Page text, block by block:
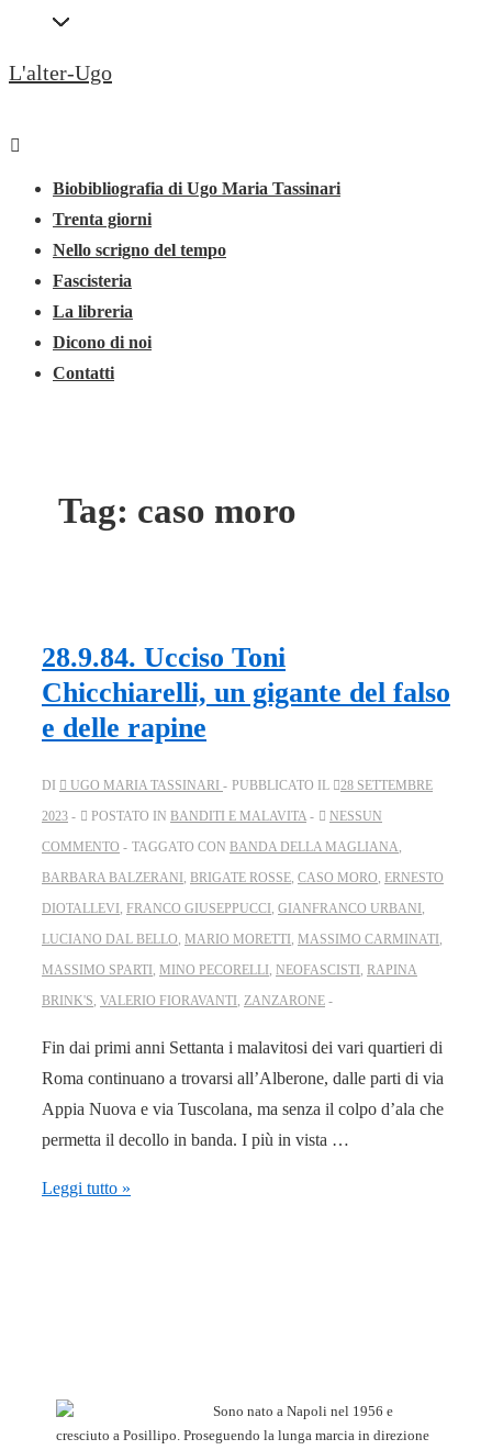
al
principale
Secondary
L'alter-Ugo
Menu
Menu
Biobibliografia di Ugo Maria Tassinari
Trenta giorni
Nello scrigno del tempo
Fascisteria
La libreria
Dicono di noi
Contatti
Tag: caso moro
28.9.84. Ucciso Toni
Chicchiarelli, un gigante del falso
e delle rapine
DI UGO MARIA TASSINARI PUBBLICATO IL
28 SETTEMBRE
2023
POSTATO IN BANDITI E MALAVITA
NESSUN
COMMENTO
TAGGATO CON BANDA DELLA MAGLIANA,
BARBARA BALZERANI , BRIGATE ROSSE, CASO MORO, ERNESTO
DIOTALLEVI , FRANCO GIUSEPPUCCI , GIANFRANCO URBANI ,
LUCIANO DAL BELLO, MARIO MORETTI , MASSIMO CARMINATI ,
MASSIMO SPARTI , MINO PECORELLI , NEOFASCISTI , RAPINA
BRINK'S, VALERIO FIORAVANTI , ZANZARONE
Fin dai primi anni Settanta i malavitosi dei vari quartieri di
Roma continuano a trovarsi all’Alberone, dalle parti di via
Appia Nuova e via Tuscolana, ma senza il colpo d’ala che
permetta il decollo in banda. I più in vista …
28.9.84.
falso
Leggi tutto »
Sono nato a Napoli nel 1956 e
cresciuto a Posillipo. Proseguendo la lunga marcia in direzione